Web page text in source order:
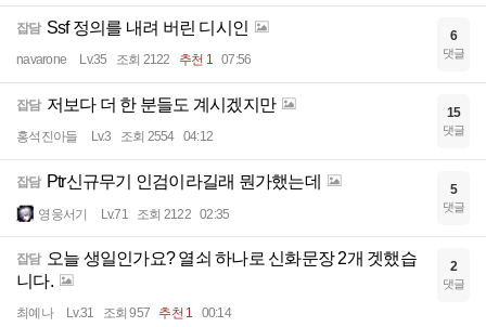
잡담 Ssf 정의를 내려 버린 디시인
navarone Lv.35 조회 2122 추천 1 07:56
6
댓글
잡담 저보다 더 한 분들도 계시겠지만
홍석진아들 Lv.3 조회 2554 04:12
15
댓글
잡담 Ptr신규무기 인검이라길래 뭔가했는데
영웅서기 Lv.71 조회 2122 02:35
5
댓글
잡담 오늘 생일인가요? 열쇠 하나로 신화문장 2개 겟했습
니다.
최예나 Lv.31 조회 957 추천 1 00:14
2
댓글